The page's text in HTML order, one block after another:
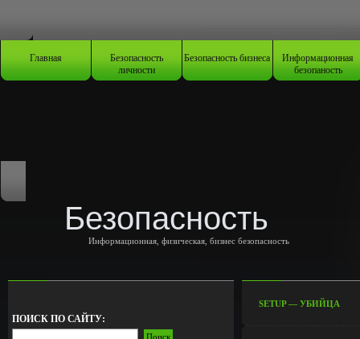
Главная Безопасность
личности
Безопасность бизнеса Информационная
безопаность
Безопасность
Информационная, физическая, бизнес безопасность
ПОИСК ПО САЙТУ:
SETUP — УБИЙЦA